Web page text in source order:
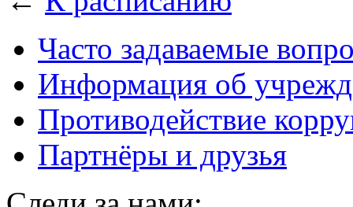
Часто задаваемые
Информация об
Противодействие
Партнёры и друзья